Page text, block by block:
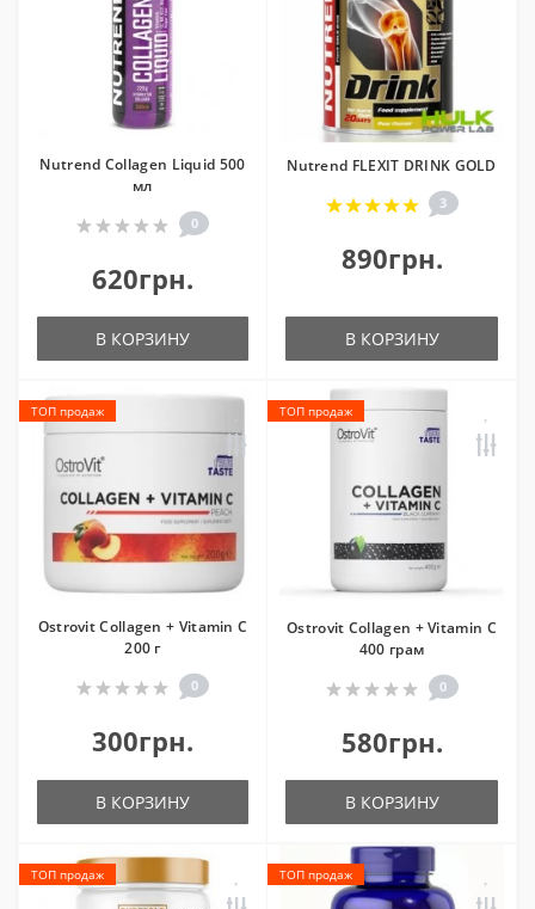
Nutrend Collagen Liquid 500
мл
0
620грн.
В КОРЗИНУ
Nutrend FLEXIT DRINK GOLD
3
890грн.
В КОРЗИНУ
ТОП продаж
Ostrovit Collagen + Vitamin C
200 г
0
300грн.
В КОРЗИНУ
ТОП продаж
Ostrovit Collagen + Vitamin C
400 грам
0
580грн.
В КОРЗИНУ
ТОП продаж ТОП продаж